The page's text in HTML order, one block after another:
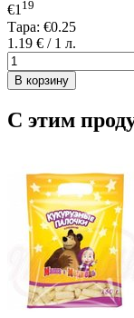
€119
Тара: €0.25
1.19 € / 1 л.
В корзину
С этим